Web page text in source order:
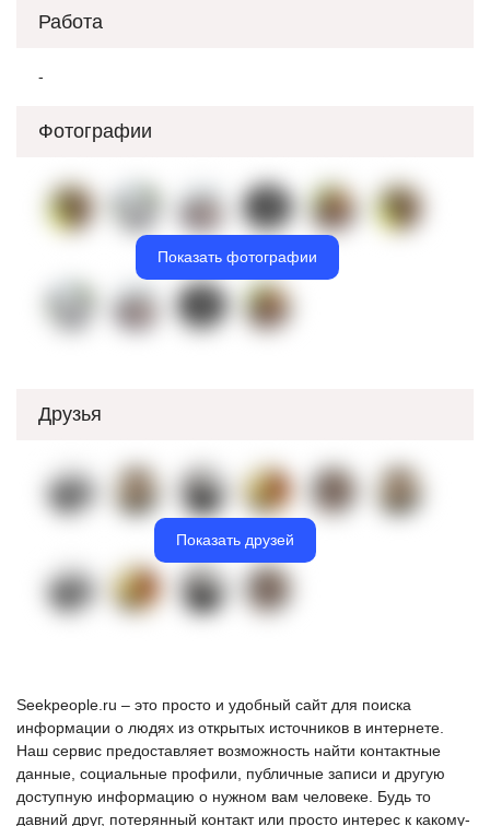
Работа
-
Фотографии
Показать фотографии
Друзья
Показать друзей
Seekpeople.ru – это просто и удобный сайт для поиска
информации о людях из открытых источников в интернете.
Наш сервис предоставляет возможность найти контактные
данные, социальные профили, публичные записи и другую
доступную информацию о нужном вам человеке. Будь то
давний друг, потерянный контакт или просто интерес к какому-